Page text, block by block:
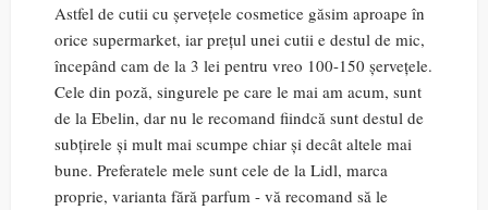
Astfel de cutii cu șervețele cosmetice găsim aproape în
orice supermarket, iar prețul unei cutii e destul de mic,
începând cam de la 3 lei pentru vreo 100-150 șervețele.
Cele din poză, singurele pe care le mai am acum, sunt
de la Ebelin, dar nu le recomand fiindcă sunt destul de
subțirele și mult mai scumpe chiar și decât altele mai
bune. Preferatele mele sunt cele de la Lidl, marca
proprie, varianta fără parfum - vă recomand să le